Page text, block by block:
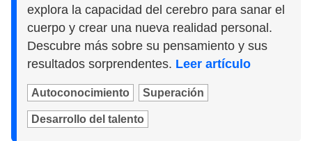
explora la capacidad del cerebro para sanar el
cuerpo y crear una nueva realidad personal.
Descubre más sobre su pensamiento y sus
resultados sorprendentes. Leer artículo
Autoconocimiento Superación
Desarrollo del talento